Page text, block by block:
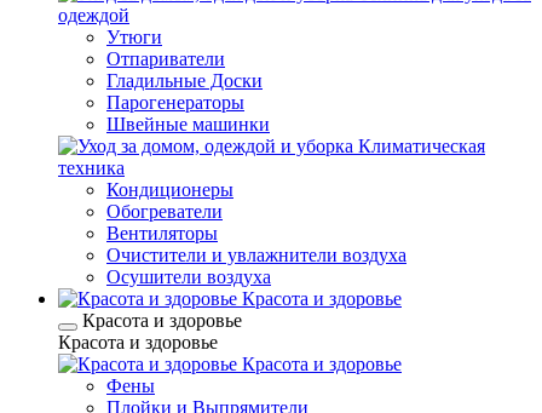
одеждой
Утюги
Отпариватели
Гладильные Доски
Парогенераторы
Швейные машинки
Климатическая
техника
Кондиционеры
Обогреватели
Вентиляторы
Очистители и увлажнители воздуха
Осушители воздуха
Красота и здоровье
Красота и здоровье
Красота и здоровье
Красота и здоровье
Фены
Плойки и Выпрямители